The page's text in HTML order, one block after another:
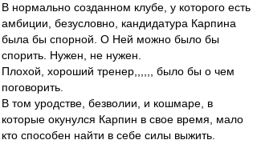
В нормально созданном клубе, у которого есть
амбиции, безусловно, кандидатура Карпина
была бы спорной. О Ней можно было бы
спорить. Нужен, не нужен.
Плохой, хороший тренер,,,,,, было бы о чем
поговорить.
В том уродстве, безволии, и кошмаре, в
которые окунулся Карпин в свое время, мало
кто способен найти в себе силы выжить.